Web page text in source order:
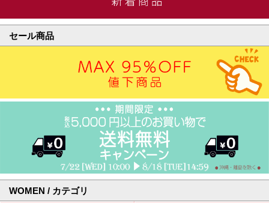
セール商品
WOMEN / カテゴリ